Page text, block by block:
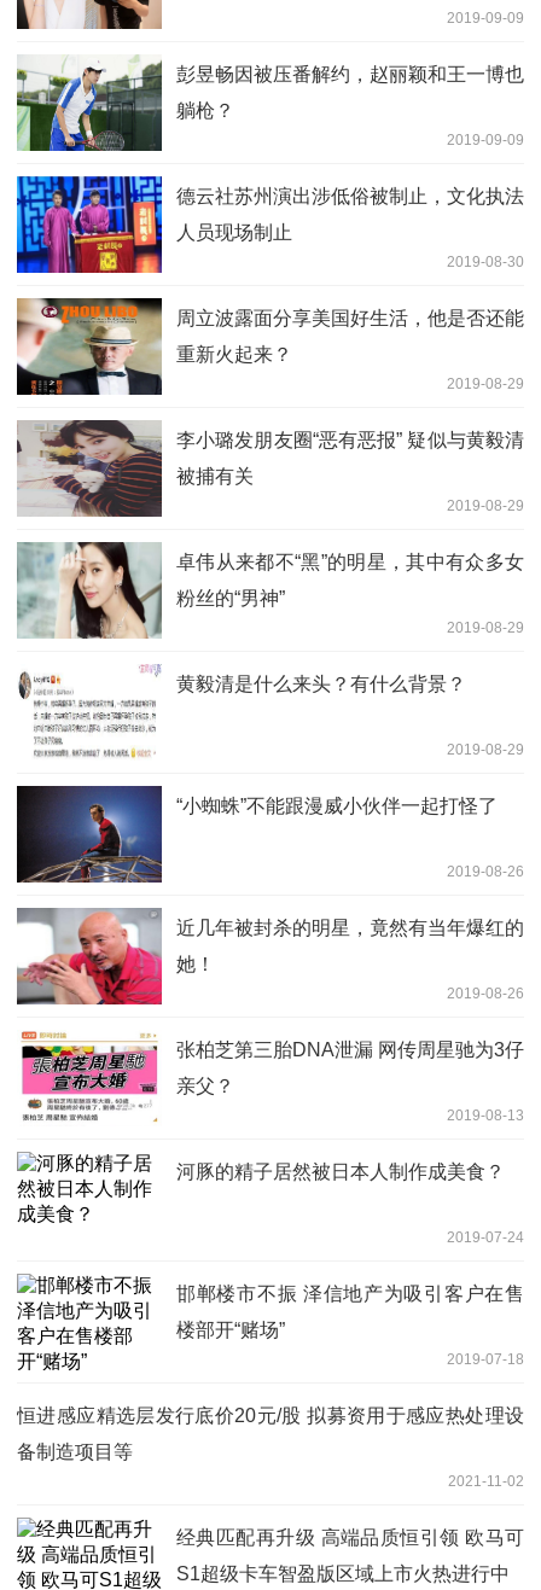
2019-09-09
彭昱畅因被压番解约，赵丽颖和王一博也
躺枪？
2019-09-09
德云社苏州演出涉低俗被制止，文化执法
人员现场制止
2019-08-30
周立波露面分享美国好生活，他是否还能
重新火起来？
2019-08-29
李小璐发朋友圈“恶有恶报” 疑似与黄毅清
被捕有关
2019-08-29
卓伟从来都不“黑”的明星，其中有众多女
粉丝的“男神”
2019-08-29
黄毅清是什么来头？有什么背景？
2019-08-29
“小蜘蛛”不能跟漫威小伙伴一起打怪了
2019-08-26
近几年被封杀的明星，竟然有当年爆红的
她！
2019-08-26
张柏芝第三胎DNA泄漏 网传周星驰为3仔
亲父？
2019-08-13
河豚的精子居然被日本人制作成美食？
2019-07-24
邯郸楼市不振 泽信地产为吸引客户在售
楼部开“赌场”
2019-07-18
恒进感应精选层发行底价20元/股 拟募资用于感应热处理设
备制造项目等
2021-11-02
经典匹配再升级 高端品质恒引领 欧马可
S1超级卡车智盈版区域上市火热进行中